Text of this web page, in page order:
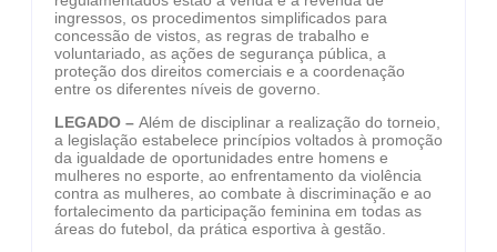
ingressos, os procedimentos simplificados para
concessão de vistos, as regras de trabalho e
voluntariado, as ações de segurança pública, a
proteção dos direitos comerciais e a coordenação
entre os diferentes níveis de governo.
LEGADO – Além de disciplinar a realização do torneio,
a legislação estabelece princípios voltados à promoção
da igualdade de oportunidades entre homens e
mulheres no esporte, ao enfrentamento da violência
contra as mulheres, ao combate à discriminação e ao
fortalecimento da participação feminina em todas as
áreas do futebol, da prática esportiva à gestão.